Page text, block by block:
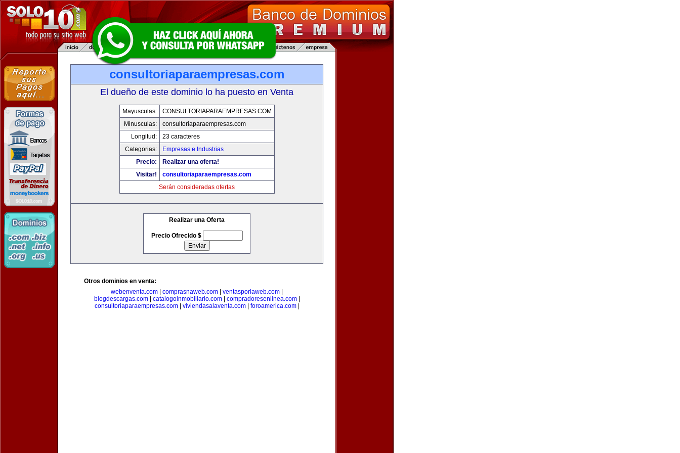
consultoriaparaempresas.com
El dueño de este dominio lo ha puesto en Venta
Mayusculas:
CONSULTORIAPARAEMPRESAS.COM
Minusculas:
consultoriaparaempresas.com
Longitud:
23 caracteres
Categorias:
Empresas e Industrias
Precio:
Realizar una oferta!
Visitar!
consultoriaparaempresas.com
Serán consideradas ofertas
Realizar una Oferta
Precio Ofrecido $
Otros dominios en venta:
webenventa.com
comprasnaweb.com ventasporlaweb.com
blogdescargas.com| catalogoinmobiliario.com| compradoresenlinea.com|
consultoriaparaempresas.com| viviendasalaventa.com| foroamerica.com|